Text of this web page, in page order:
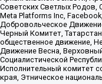
Советских Светлых Родов,
Meta Platforms Inc,
Добровольческое
Черный Комитет,
общественное движение,
Движение Весна,
Социалистической
Исполнительный комитет
края, Этническое